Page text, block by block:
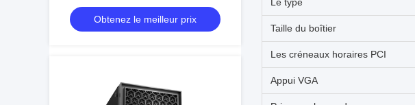
charge le GPU de 245 mm
Obtenez le meilleur prix
Taille du boîtier
Les créneaux horaires PCI
Appui VGA